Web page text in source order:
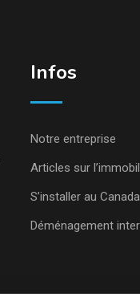
Infos
Notre entreprise
Articles sur
S’installer au Canada
Déménagement